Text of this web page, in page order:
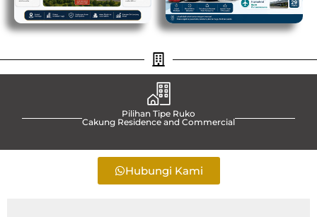
Pilihan Tipe Ruko
Cakung Residence and Commercial
Hubungi Kami